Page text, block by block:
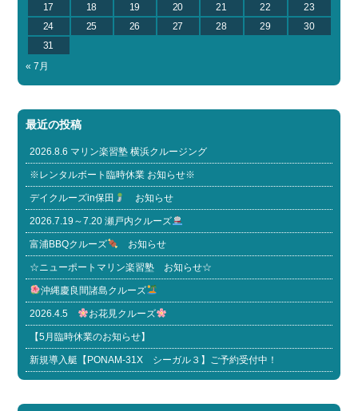
17
18 19 20 21 22
23
24
25 26 27 28 29
30
31
« 7月
最近の投稿
2026.8.6 マリン楽習塾 横浜クルージング
※レンタルボート臨時休業 お知らせ※
デイクルーズin保田 お知らせ
2026.7.19～7.20 瀬戸内クルーズ
富浦BBQクルーズ お知らせ
☆ニューポートマリン楽習塾 お知らせ☆
沖縄慶良間諸島クルーズ
2026.4.5 お花見クルーズ
【5月臨時休業のお知らせ】
新規導入艇【PONAM-31X シーガル３】ご予約受付中！